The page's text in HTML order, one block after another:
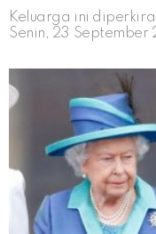
Keluarga ini
Senin, 23 September